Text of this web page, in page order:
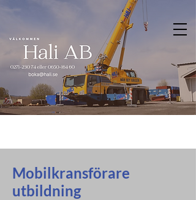
Mobilkransförare
utbildning